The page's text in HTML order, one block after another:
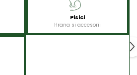
Pisici
Hrana si accesorii